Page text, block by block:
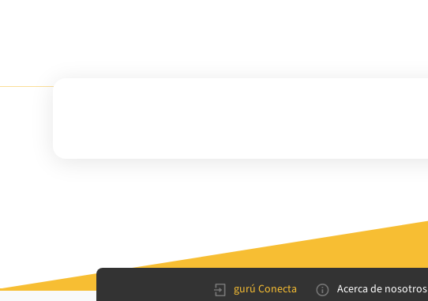
gurú Conecta Acerca de nosotros